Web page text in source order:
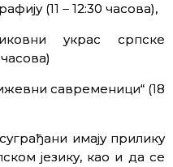
(11 – 12:30 часова),
украс српске
савременици“ (18
имају прилику
језику, као и да се